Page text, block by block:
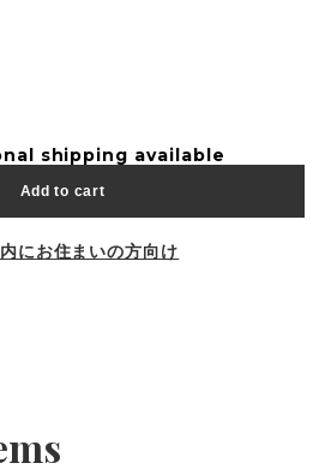
shipping available
Add to cart
にお住まいの方向け